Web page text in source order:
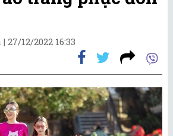
| 27/12/2022 16:33